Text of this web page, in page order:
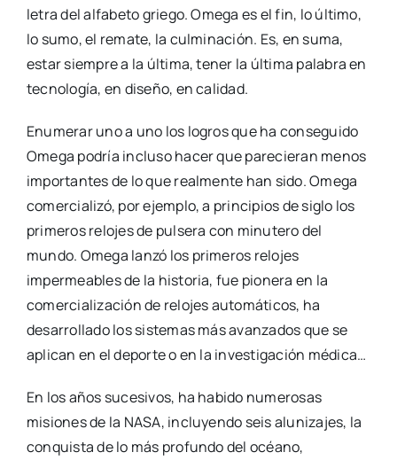
letra del alfabeto griego. Omega es el fin, lo último,
lo sumo, el remate, la culminación. Es, en suma,
estar siempre a la última, tener la última palabra en
tecnología, en diseño, en calidad.
Enumerar uno a uno los logros que ha conseguido
Omega podría incluso hacer que parecieran menos
importantes de lo que realmente han sido. Omega
comercializó, por ejemplo, a principios de siglo los
primeros relojes de pulsera con minutero del
mundo. Omega lanzó los primeros relojes
impermeables de la historia, fue pionera en la
comercialización de relojes automáticos, ha
desarrollado los sistemas más avanzados que se
aplican en el deporte o en la investigación médica…
En los años sucesivos, ha habido numerosas
misiones de la NASA, incluyendo seis alunizajes, la
conquista de lo más profundo del océano,